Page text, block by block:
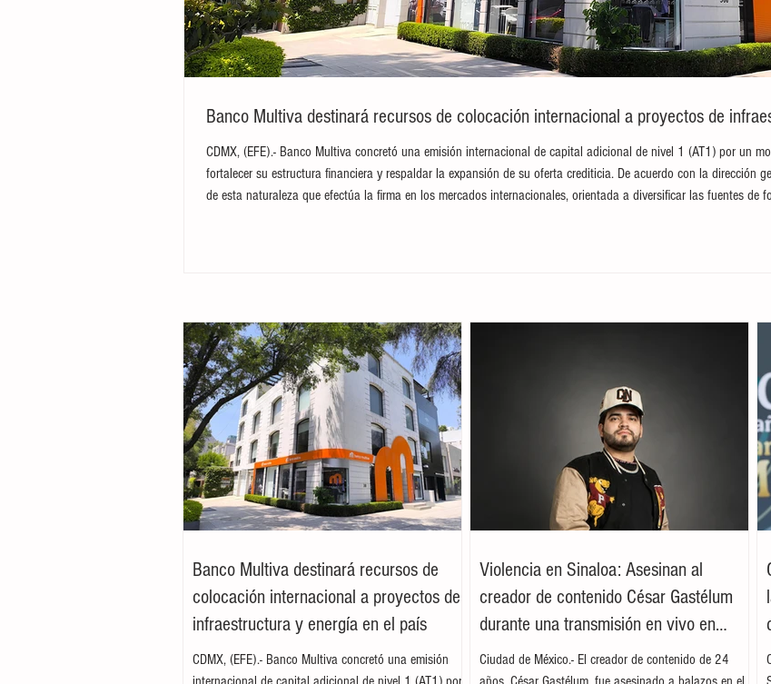
Banco Multiva destinará recursos de colocación internacional a proyectos de
CDMX, (EFE).- Banco Multiva concretó una emisión internacional de capital adicional de nivel 1 (AT1) por un
fortalecer su estructura financiera y respaldar la expansión de su oferta crediticia. De acuerdo con la dirección
de esta naturaleza que efectúa la firma en los mercados internacionales, orientada a diversificar las fuentes de
Banco Multiva destinará recursos de
colocación internacional a proyectos de
infraestructura y energía en el país
CDMX, (EFE).- Banco Multiva concretó una emisión
Violencia en Sinaloa: Asesinan al
creador de contenido César Gastélum
durante una transmisión en vivo en
Culiacán
Ciudad de México.- El creador de contenido de 24